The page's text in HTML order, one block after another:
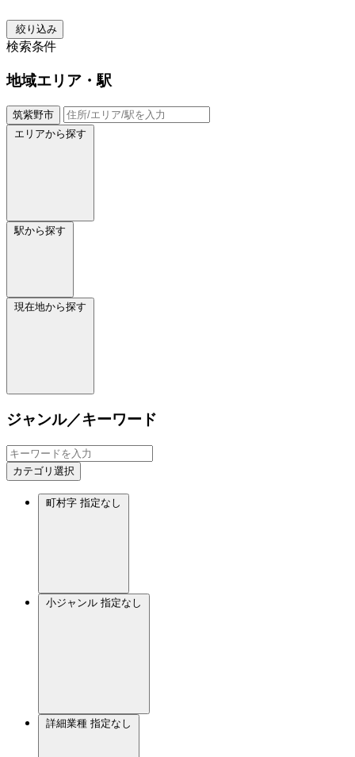
絞り込み
検索条件
地域エリア・駅
筑紫野市
エリアから探す
駅から探す
現在地から探す
ジャンル／キーワード
カテゴリ選択
町村字 指定なし
小ジャンル 指定なし
詳細業種 指定なし